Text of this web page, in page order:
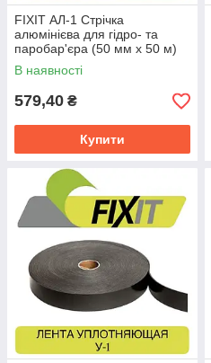
FIXIT АЛ-1 Стрічка
алюмінієва для гідро- та
паробар'єра (50 мм х 50 м)
В наявності
579,40 ₴
Купити